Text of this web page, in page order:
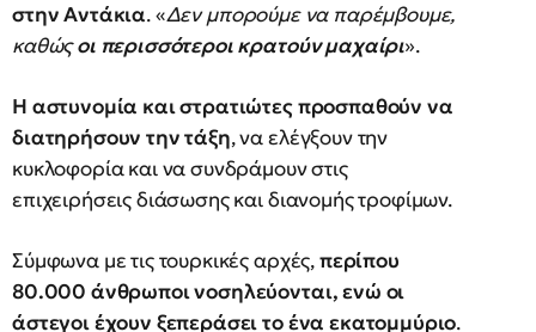
στην Αντάκια. «Δεν μπορούμε να παρέμβουμε,
καθώςοι περισσότεροι κρατούν μαχαίρι».
Η αστυνομία και στρατιώτες προσπαθούν να
διατηρήσουν την τάξη, να ελέγξουν την
κυκλοφορία και να συνδράμουν στις
επιχειρήσεις διάσωσης και διανομής τροφίμων.
Σύμφωνα με τις τουρκικές αρχές,περίπου
80.000 άνθρωποι νοσηλεύονται, ενώ οι
άστεγοι έχουν ξεπεράσει το ένα εκατομμύριο.